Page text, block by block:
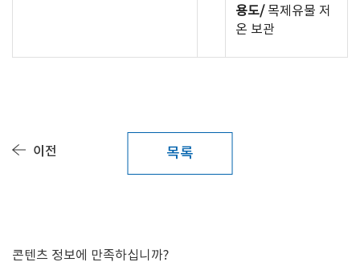
용도/목제유물 저
온 보관
이전 목록
콘텐츠 정보에 만족하십니까?